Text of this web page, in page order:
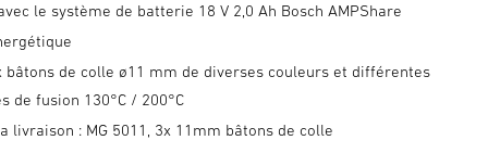
le système de batterie 18 V 2,0 Ah Bosch AMPShare
bâtons de colle ø11 mm de diverses couleurs et différentes
de fusion 130°C / 200°C
livraison : MG 5011, 3x 11mm bâtons de colle